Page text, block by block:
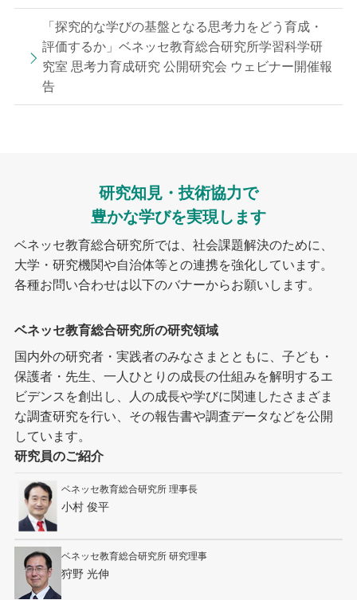
「探究的な学びの基盤となる思考力をどう育成・
評価するか」ベネッセ教育総合研究所学習科学研
究室 思考力育成研究 公開研究会 ウェビナー開催報
告
研究知見・技術協力で
豊かな学びを実現します
ベネッセ教育総合研究所では、社会課題解決のために、
大学・研究機関や自治体等との連携を強化しています。
各種お問い合わせは以下のバナーからお願いします。
ベネッセ教育総合研究所の研究領域
国内外の研究者・実践者のみなさまとともに、子ども・
保護者・先生、一人ひとりの成長の仕組みを解明するエ
ビデンスを創出し、人の成長や学びに関連したさまざま
な調査研究を行い、その報告書や調査データなどを公開
しています。
研究員のご紹介
ベネッセ教育総合研究所 理事長
小村 俊平
ベネッセ教育総合研究所 研究理事
狩野 光伸